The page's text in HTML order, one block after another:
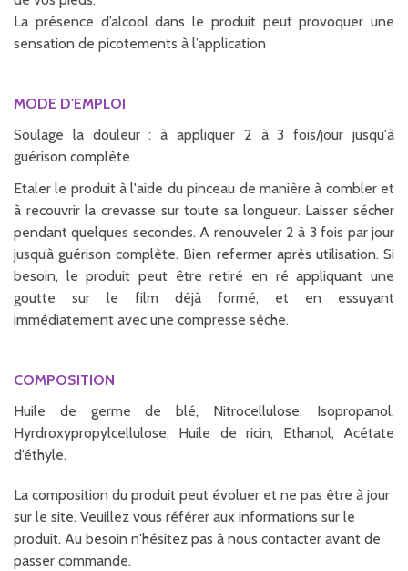
La présence d’alcool dans le produit peut provoquer une
sensation de picotements à l’application
MODE D'EMPLOI
Soulage la douleur : à appliquer 2 à 3 fois/jour jusqu'à
guérison complète
Etaler le produit à l'aide du pinceau de manière à combler et
à recouvrir la crevasse sur toute sa longueur. Laisser sécher
pendant quelques secondes. A renouveler 2 à 3 fois par jour
jusqu’à guérison complète. Bien refermer après utilisation. Si
besoin, le produit peut être retiré en ré appliquant une
goutte sur le film déjà formé, et en essuyant
immédiatement avec une compresse sèche.
COMPOSITION
Huile de germe de blé, Nitrocellulose, Isopropanol,
Hyrdroxypropylcellulose, Huile de ricin, Ethanol, Acétate
d’éthyle.
La composition du produit peut évoluer et ne pas être à jour
sur le site. Veuillez vous référer aux informations sur le
produit. Au besoin n'hésitez pas à nous contacter avant de
passer commande.